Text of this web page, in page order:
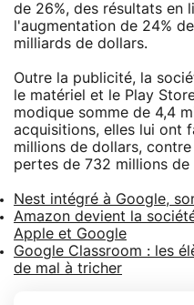
de 26%, des résultats en
l'augmentation de 24%
milliards de dollars.
Outre la publicité, la
le matériel et le Play
modique somme de 4,4
acquisitions, elles lui ont
millions de dollars,
pertes de 732 millions de
Nest intégré à Google,
Amazon devient la
Apple et Google
Google Classroom : les
de mal à tricher